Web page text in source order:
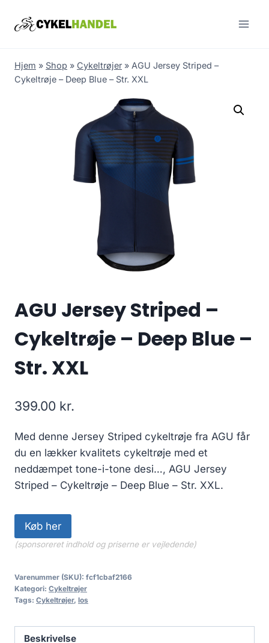
Hjem » Shop » Cykeltrøjer » AGU Jersey Striped –
Cykeltrøje – Deep Blue – Str. XXL
AGU Jersey Striped –
Cykeltrøje – Deep Blue –
Str. XXL
399.00 kr.
Med denne Jersey Striped cykeltrøje fra AGU får
du en lækker kvalitets cykeltrøje med et
neddæmpet tone-i-tone desi…, AGU Jersey
Striped – Cykeltrøje – Deep Blue – Str. XXL.
Køb her
(sponsoreret indhold og priserne er vejledende)
Varenummer (SKU): fcf1cbaf2166
Kategori: Cykeltrøjer
Tags: Cykeltrøjer, los
Beskrivelse